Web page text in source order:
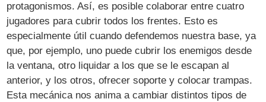
protagonismos. Así, es posible colaborar entre cuatro
jugadores para cubrir todos los frentes. Esto es
especialmente útil cuando defendemos nuestra base, ya
que, por ejemplo, uno puede cubrir los enemigos desde
la ventana, otro liquidar a los que se le escapan al
anterior, y los otros, ofrecer soporte y colocar trampas.
Esta mecánica nos anima a cambiar distintos tipos de